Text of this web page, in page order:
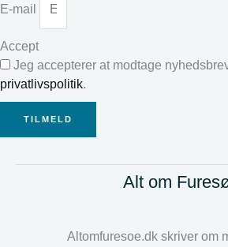
E-mail
Accept
Jeg accepterer at modtage
privatlivspolitik.
TILMELD
Alt om
Altomfuresoe.dk skriver om